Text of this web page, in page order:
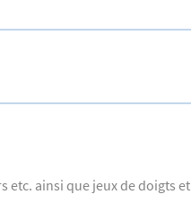
etc. ainsi que jeux de doigts et